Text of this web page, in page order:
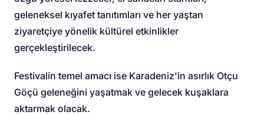
geleneksel kıyafet tanıtımları ve her yaştan
ziyaretçiye yönelik kültürel etkinlikler
gerçekleştirilecek.
Festivalin temel amacı ise Karadeniz'in asırlık Otçu
Göçü geleneğini yaşatmak ve gelecek kuşaklara
aktarmak olacak.